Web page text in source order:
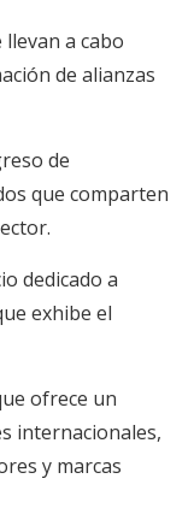
a cabo
de alianzas
de
que comparten
dedicado a
exhibe el
ofrece un
internacionales,
y marcas